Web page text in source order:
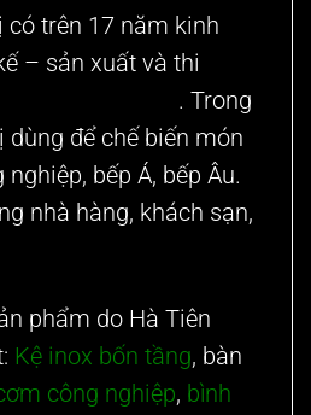
có trên 17 năm kinh
– sản xuất và thi
. Trong
dùng để chế biến món
bếp Á, bếp Âu.
nhà hàng, khách sạn,
phẩm do Hà Tiên
Kệ inox bốn tầng, bàn
công nghiệp, bình